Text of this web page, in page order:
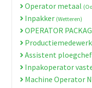
Operator metaal
Inpakker (Wetteren)
OPERATOR
Assistent
Inpakoperator
Machine Operator